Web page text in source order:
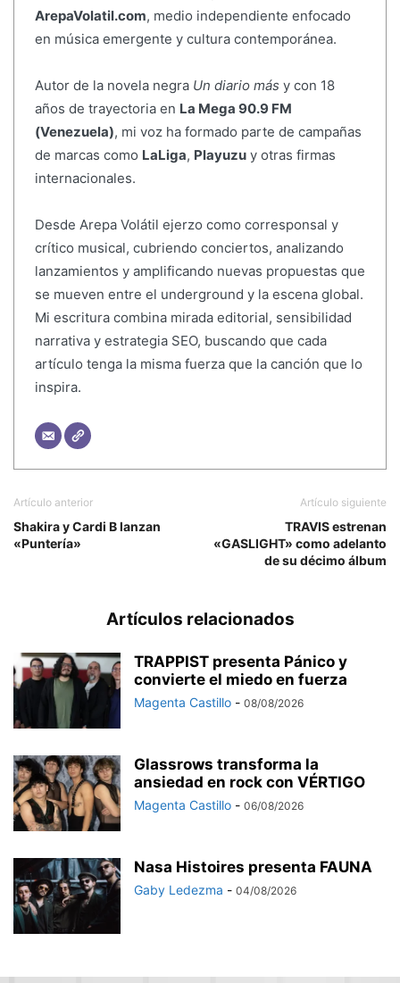
ArepaVolatil.com, medio independiente enfocado
en música emergente y cultura contemporánea.
Autor de la novela negra Un diario más y con 18
años de trayectoria en La Mega 90.9 FM
(Venezuela), mi voz ha formado parte de campañas
de marcas como LaLiga, Playuzuy otras firmas
internacionales.
Desde Arepa Volátil ejerzo como corresponsal y
crítico musical, cubriendo conciertos, analizando
lanzamientos y amplificando nuevas propuestas que
se mueven entre el underground y la escena global.
Mi escritura combina mirada editorial, sensibilidad
narrativa y estrategia SEO, buscando que cada
artículo tenga la misma fuerza que la canción que lo
inspira.
Artículo anterior
Shakira y Cardi B lanzan
«Puntería»
Artículo siguiente
TRAVIS estrenan
«GASLIGHT» como adelanto
de su décimo álbum
Artículos relacionados
TRAPPIST presenta Pánico y
convierte el miedo en fuerza
Magenta Castillo - 08/08/2026
Glassrows transforma la
ansiedad en rock con VÉRTIGO
Magenta Castillo - 06/08/2026
Nasa Histoires presenta FAUNA
Gaby Ledezma - 04/08/2026